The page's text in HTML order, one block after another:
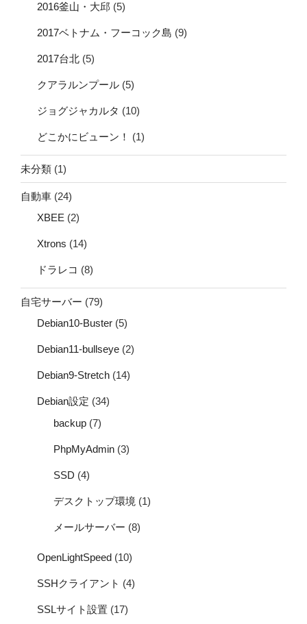
2016釜山・大邱 (5)
2017ベトナム・フーコック島 (9)
2017台北 (5)
クアラルンプール (5)
ジョグジャカルタ (10)
どこかにビューン！ (1)
未分類 (1)
自動車 (24)
XBEE (2)
Xtrons (14)
ドラレコ (8)
自宅サーバー (79)
Debian10-Buster (5)
Debian11-bullseye (2)
Debian9-Stretch (14)
Debian設定 (34)
backup (7)
PhpMyAdmin (3)
SSD (4)
デスクトップ環境 (1)
メールサーバー (8)
OpenLightSpeed (10)
SSHクライアント (4)
SSLサイト設置 (17)